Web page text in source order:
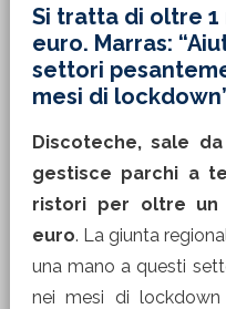
Si tratta di oltre
euro. Marras:
settori
mesi di
Discoteche, sale
gestisce parchi a
ristori per oltre un
euro. La giunta
una mano a questi
nei mesi di